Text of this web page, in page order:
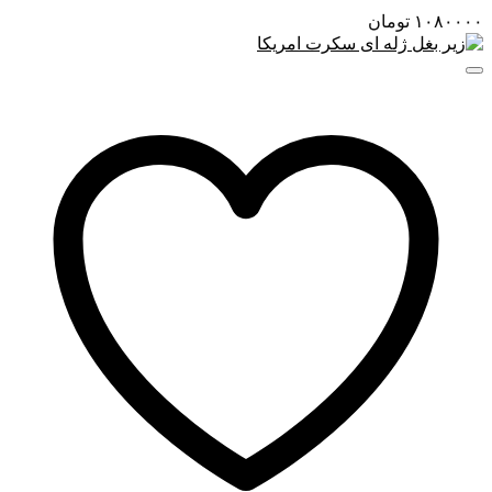
افزایش جذب مرطوب‌کننده‌ها و سرم‌ها
مناسب پوست‌های خشک برای از بین بردن پوسته‌های
سطحی
کمک به بهبود ظاهر منافذ
بیشتر بخوانید
ترکیبات کلیدی
Acetyl Glucosamine
لایه‌بردار ملایم که سطح پوست را نرم و یکنواخت می‌کند.
Witch Hazel (فندق افسونگر)
کنترل چربی و تسکین‌دهنده التهاب.
۱۰۸۰۰۰۰ تومان